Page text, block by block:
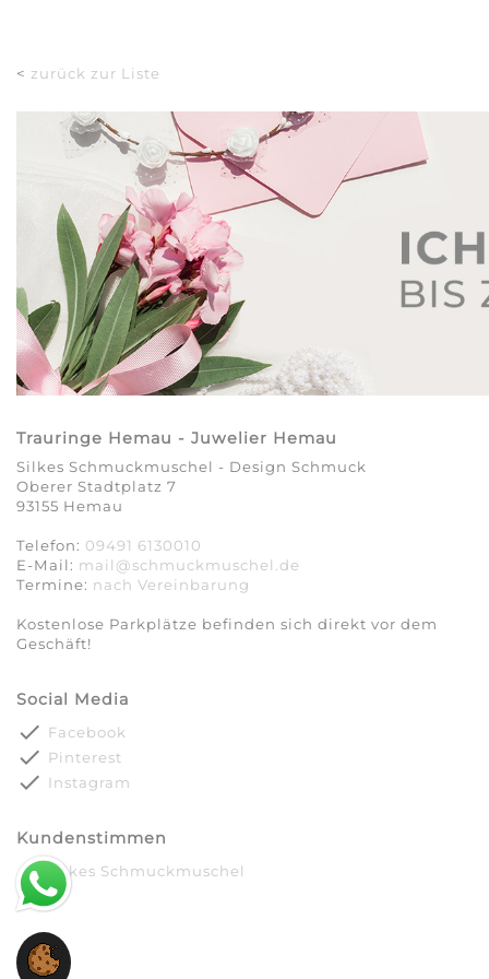
< zurück zur Liste
Trauringe Hemau - Juwelier Hemau
Silkes Schmuckmuschel - Design Schmuck
Oberer Stadtplatz 7
93155 Hemau
Telefon: 09491 6130010
E-Mail: mail@schmuckmuschel.de
Termine: nach Vereinbarung​​​​​​​
Kostenlose Parkplätze befinden sich direkt vor dem
Geschäft!
Social Media
done Facebook
done Pinterest
done Instagram
Kundenstimmen
done Silkes Schmuckmuschel